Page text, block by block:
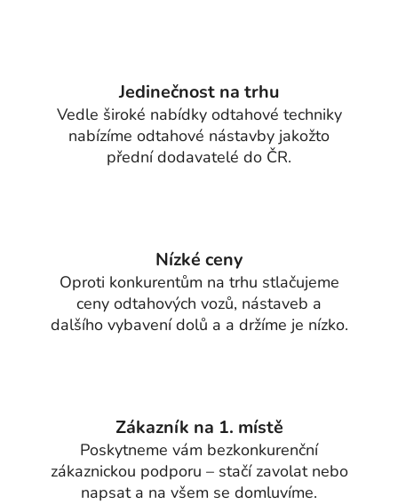
Jedinečnost na trhu
Vedle široké nabídky odtahové techniky
nabízíme odtahové nástavby jakožto
přední dodavatelé do ČR.
Nízké ceny
Oproti konkurentům na trhu stlačujeme
ceny odtahových vozů, nástaveb a
dalšího vybavení dolů a a držíme je nízko.
Zákazník na 1. místě
Poskytneme vám bezkonkurenční
zákaznickou podporu – stačí zavolat nebo
napsat a na všem se domluvíme.